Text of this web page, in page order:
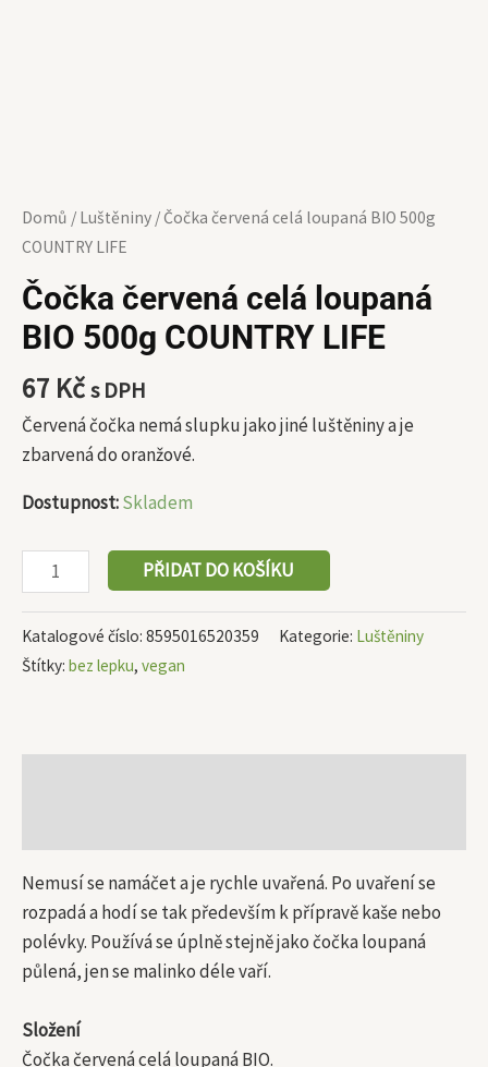
Domů / Luštěniny / Čočka červená celá loupaná BIO 500g
COUNTRY LIFE
Čočka červená celá loupaná
BIO 500g COUNTRY LIFE
67 Kčs DPH
Červená čočka nemá slupku jako jiné luštěniny a je
zbarvená do oranžové.
Dostupnost:Skladem
PŘIDAT DO KOŠÍKU
Katalogové číslo: 8595016520359 Kategorie: Luštěniny
Štítky: bez lepku, vegan
Nemusí se namáčet a je rychle uvařená. Po uvaření se
rozpadá a hodí se tak především k přípravě kaše nebo
polévky. Používá se úplně stejně jako čočka loupaná
půlená, jen se malinko déle vaří.
Složení
Čočka červená celá loupaná BIO.